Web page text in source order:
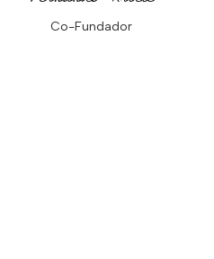
Co-Fundador